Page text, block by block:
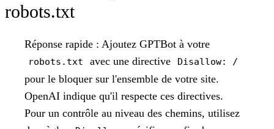
robots.txt
Réponse rapide : Ajoutez GPTBot à votre
robots.txt avec une directive Disallow: /
pour le bloquer sur l'ensemble de votre site.
OpenAI indique qu'il respecte ces directives.
Pour un contrôle au niveau des chemins, utilisez